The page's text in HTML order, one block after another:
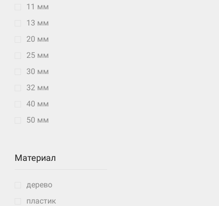
11 мм
13 мм
20 мм
25 мм
30 мм
32 мм
40 мм
50 мм
Материал
дерево
пластик